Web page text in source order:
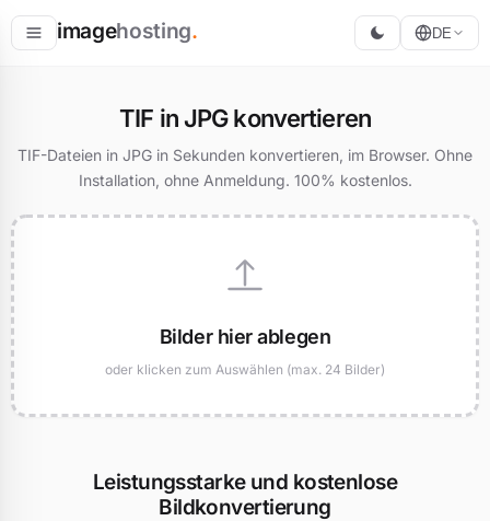
imagehosting.
Größe ändern
DE
TIF in JPG konvertieren
TIF-Dateien in JPG in Sekunden konvertieren, im Browser. Ohne
Installation, ohne Anmeldung. 100% kostenlos.
Bilder hier ablegen
oder klicken zum Auswählen (max. 24 Bilder)
Leistungsstarke und kostenlose
Bildkonvertierung